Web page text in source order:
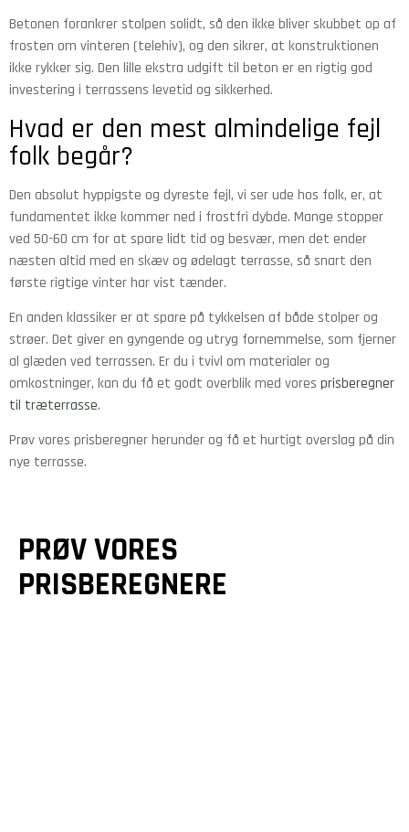
Betonen forankrer stolpen solidt, så den ikke bliver skubbet op af
frosten om vinteren (telehiv), og den sikrer, at konstruktionen
ikke rykker sig. Den lille ekstra udgift til beton er en rigtig god
investering i terrassens levetid og sikkerhed.
Hvad er den mest almindelige fejl
folk begår?
Den absolut hyppigste og dyreste fejl, vi ser ude hos folk, er, at
fundamentet ikke kommer ned i frostfri dybde. Mange stopper
ved 50-60 cm for at spare lidt tid og besvær, men det ender
næsten altid med en skæv og ødelagt terrasse, så snart den
første rigtige vinter har vist tænder.
En anden klassiker er at spare på tykkelsen af både stolper og
strøer. Det giver en gyngende og utryg fornemmelse, som fjerner
al glæden ved terrassen. Er du i tvivl om materialer og
omkostninger, kan du få et godt overblik med vores prisberegner
til træterrasse.
Prøv vores prisberegner herunder og få et hurtigt overslag på din
nye terrasse.
PRØV VORES
PRISBEREGNERE